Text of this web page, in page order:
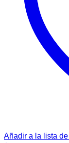
Añadir a la lista